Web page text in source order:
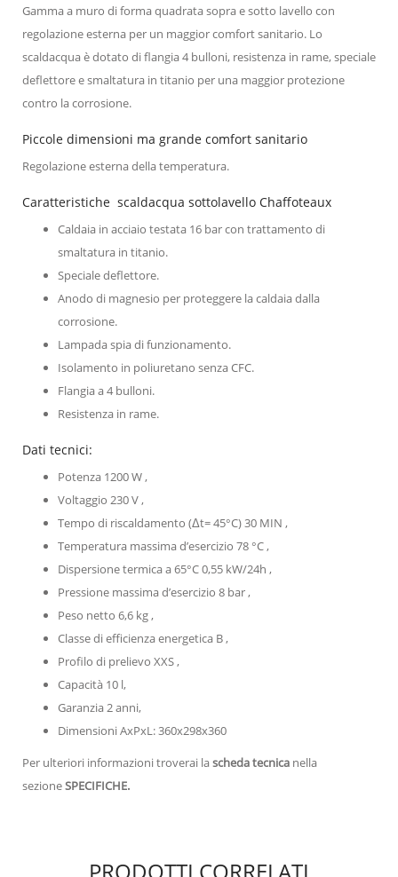
Gamma a muro di forma quadrata sopra e sotto lavello con
regolazione esterna per un maggior comfort sanitario. Lo
scaldacqua è dotato di flangia 4 bulloni, resistenza in rame, speciale
deflettore e smaltatura in titanio per una maggior protezione
contro la corrosione.
Piccole dimensioni ma grande comfort sanitario
Regolazione esterna della temperatura.
Caratteristiche scaldacqua sottolavello Chaffoteaux
Caldaia in acciaio testata 16 bar con trattamento di
smaltatura in titanio.
Speciale deflettore.
Anodo di magnesio per proteggere la caldaia dalla
corrosione.
Lampada spia di funzionamento.
Isolamento in poliuretano senza CFC.
Flangia a 4 bulloni.
Resistenza in rame.
Dati tecnici:
Potenza 1200 W ,
Voltaggio 230 V ,
Tempo di riscaldamento (Δt= 45°C) 30 MIN ,
Temperatura massima d’esercizio 78 °C ,
Dispersione termica a 65°C 0,55 kW/24h ,
Pressione massima d’esercizio 8 bar ,
Peso netto 6,6 kg ,
Classe di efficienza energetica B ,
Profilo di prelievo XXS ,
Capacità 10 l,
Garanzia 2 anni,
Dimensioni AxPxL: 360x298x360
Per ulteriori informazioni troverai lascheda tecnica nella
sezioneSPECIFICHE.
PRODOTTI CORRELATI